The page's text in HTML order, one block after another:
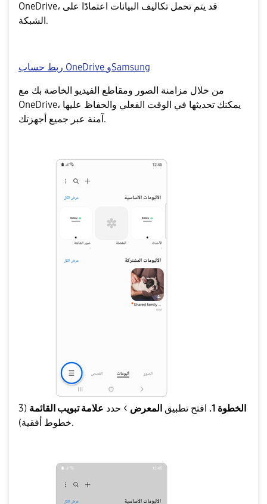
OneDrive، قد يتم تحمل تكاليف البيانات اعتمادًا على
الشبكة.
ربط حساب OneDrive وSamsung
من خلال مزامنة الصور ومقاطع الفيديو الخاصة بك مع
OneDrive، يمكنك تحديثها في الوقت الفعلي والحفاظ عليها
آمنة عبر جميع أجهزتك.
الخطوة 1. افتح تطبيق المعرض > حدد علامة تبويب القائمة (3
خطوط أفقية).